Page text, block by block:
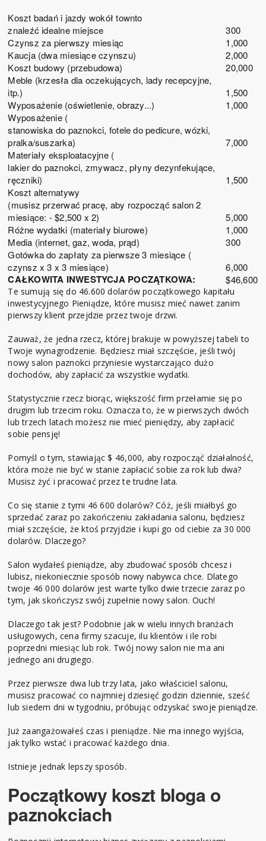
Koszt badań i jazdy wokół townto
znaleźć idealne miejsce
300
Czynsz za pierwszy miesiąc
1,000
Kaucja (dwa miesiące czynszu)
2,000
Koszt budowy (przebudowa)
20,000
Meble (krzesła dla oczekujących, lady recepcyjne,
itp.)
1,500
Wyposażenie (oświetlenie, obrazy...)
1,000
Wyposażenie (
stanowiska do paznokci, fotele do pedicure, wózki,
pralka/suszarka)
7,000
Materiały eksploatacyjne (
lakier do paznokci, zmywacz, płyny dezynfekujące,
ręczniki)
1,500
Koszt alternatywy
(musisz przerwać pracę, aby rozpocząć salon 2
miesiące: - $2,500 x 2)
5,000
Różne wydatki (materiały biurowe)
1,000
Media (internet, gaz, woda, prąd)
300
Gotówka do zapłaty za pierwsze 3 miesiące (
czynsz x 3 x 3 miesiące)
6,000
CAŁKOWITA INWESTYCJA POCZĄTKOWA: $46,600
Te sumują się do 46.600 dolarów początkowego kapitału
inwestycyjnego Pieniądze, które musisz mieć nawet zanim
pierwszy klient przejdzie przez twoje drzwi.
Zauważ, że jedna rzecz, której brakuje w powyższej tabeli to
Twoje wynagrodzenie. Będziesz miał szczęście, jeśli twój
nowy salon paznokci przyniesie wystarczająco dużo
dochodów, aby zapłacić za wszystkie wydatki.
Statystycznie rzecz biorąc, większość firm przełamie się po
drugim lub trzecim roku. Oznacza to, że w pierwszych dwóch
lub trzech latach możesz nie mieć pieniędzy, aby zapłacić
sobie pensję!
Pomyśl o tym, stawiając $ 46,000, aby rozpocząć działalność,
która może nie być w stanie zapłacić sobie za rok lub dwa?
Musisz żyć i pracować przez te trudne lata.
Co się stanie z tymi 46 600 dolarów? Cóż, jeśli miałbyś go
sprzedać zaraz po zakończeniu zakładania salonu, będziesz
miał szczęście, że ktoś przyjdzie i kupi go od ciebie za 30 000
dolarów. Dlaczego?
Salon wydałeś pieniądze, aby zbudować sposób chcesz i
lubisz, niekoniecznie sposób nowy nabywca chce. Dlatego
twoje 46 000 dolarów jest warte tylko dwie trzecie zaraz po
tym, jak skończysz swój zupełnie nowy salon. Ouch!
Dlaczego tak jest? Podobnie jak w wielu innych branżach
usługowych, cena firmy szacuje, ilu klientów i ile robi
poprzedni miesiąc lub rok. Twój nowy salon nie ma ani
jednego ani drugiego.
Przez pierwsze dwa lub trzy lata, jako właściciel salonu,
musisz pracować co najmniej dziesięć godzin dziennie, sześć
lub siedem dni w tygodniu, próbując odzyskać swoje pieniądze.
Już zaangażowałeś czas i pieniądze. Nie ma innego wyjścia,
jak tylko wstać i pracować każdego dnia.
Istnieje jednak lepszy sposób.
Początkowy koszt bloga o
paznokciach